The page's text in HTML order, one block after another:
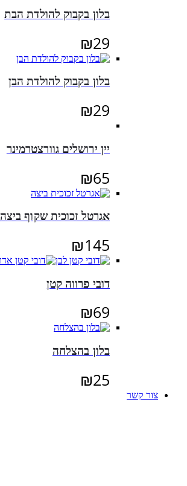
בלון בקבוק להולדת הבת
₪29
בלון בקבוק להולדת הבן
₪29
יין ירושלים גוורצטרמינר
₪65
אגרטל זכוכית שקוף ביצה
₪145
דובי פרווה קטן
₪69
בלון בהצלחה
₪25
צור קשר